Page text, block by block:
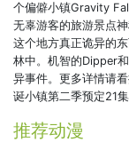
个偏僻小镇Gravity
无辜游客的旅游景点
这个地方真正诡异的
林中。机智的Dipper
异事件。更多详情请
诞小镇第二季预定21
推荐动漫